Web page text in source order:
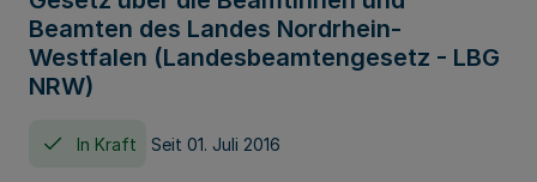
Beamten des Landes Nordrhein-
Westfalen (Landesbeamtengesetz - LBG
NRW)
In Kraft Seit 01. Juli 2016